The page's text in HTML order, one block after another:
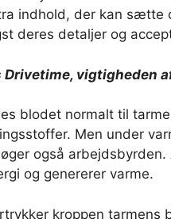
indhold, der kan sætte
deres detaljer og
Drivetime, vigtigheden
blodet normalt til
Men under
også
og genererer varme.
kroppen